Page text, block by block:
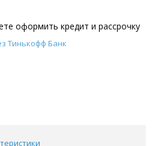
оформить кредит и рассрочку